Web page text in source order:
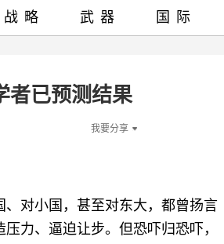
者已预测结果
我要分享
、对小国，甚至对东大，都曾扬言
力、逼迫让步。但恐吓归恐吓，
战略 武器 国际